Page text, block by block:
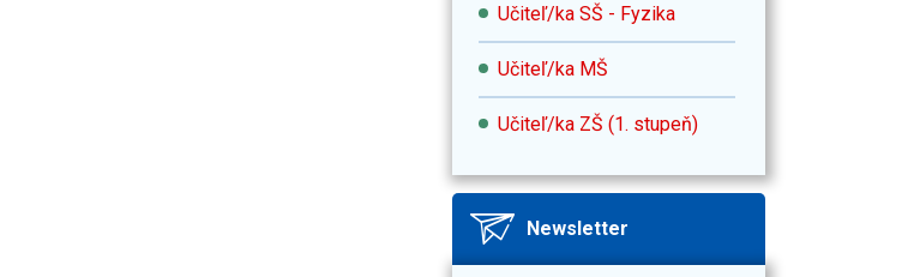
Učiteľ/ka SŠ - Fyzika
Učiteľ/ka MŠ
Učiteľ/ka ZŠ (1. stupeň)
Newsletter